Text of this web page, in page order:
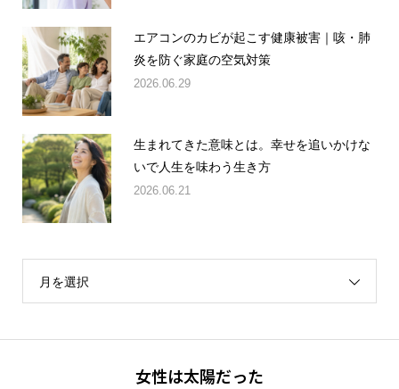
エアコンのカビが起こす健康被害｜咳・肺
炎を防ぐ家庭の空気対策
2026.06.29
生まれてきた意味とは。幸せを追いかけな
いで人生を味わう生き方
2026.06.21
月を選択
女性は太陽だった